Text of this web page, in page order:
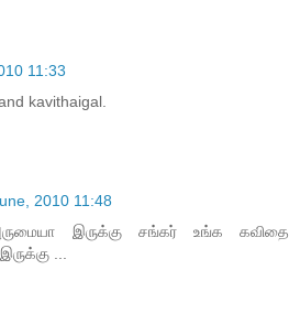
11:33
kavithaigal.
2010 11:48
இருக்கு சங்கர் உங்க கவிதை
...